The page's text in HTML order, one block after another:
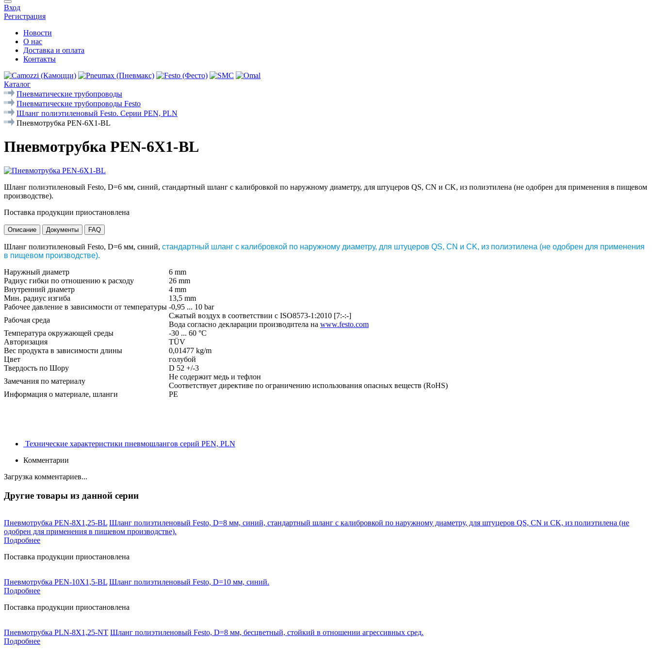
Вход
Регистрация
Новости
О нас
Доставка и оплата
Контакты
Каталог
Пневматические трубопроводы
Пневматические трубопроводы Festo
Шланг полиэтиленовый Festo. Серии PEN, PLN
Пневмотрубка PEN-6X1-BL
Пневмотрубка PEN-6X1-BL
Шланг полиэтиленовый Festo, D=6 мм, синий, стандартный шланг с калибровкой по наружному диаметру, для штуцеров QS, CN и CK, из полиэтилена (не одобрен для применения в пищевом
производстве).
Поставка продукции приостановлена
Описание Документы FAQ
Шланг полиэтиленовый Festo, D=6 мм, синий, стандартный шланг с калибровкой по наружному диаметру, для штуцеров QS, CN и CK, из полиэтилена (не одобрен для применения
в пищевом производстве).
Наружный диаметр
6 mm
Радиус гибки по отношению к расходу
26 mm
Внутренний диаметр
4 mm
Мин. радиус изгиба
13,5 mm
Рабочее давление в зависимости от температуры -0,95 ... 10 bar
Рабочая среда
Сжатый воздух в соответствии с ISO8573-1:2010 [7:-:-]
Вода согласно декларации производитела на www.festo.com
Температура окружающей среды
-30 ... 60 °C
Авторизация
TÜV
Вес продукта в зависимости длины
0,01477 kg/m
Цвет
голубой
Твердость по Шору
D 52 +/-3
Замечания по материалу
Не содержит медь и тефлон
Соответствует директиве по ограничению использования опасных веществ (RoHS)
Информация о материале, шланги
PE
Технические характеристики пневмошлангов серий PEN, PLN
Комментарии
Загрузка комментариев...
Другие товары из данной серии
Пневмотрубка PEN-8X1,25-BL Шланг полиэтиленовый Festo, D=8 мм, синий, стандартный шланг с калибровкой по наружному диаметру, для штуцеров QS, CN и CK, из полиэтилена (не
одобрен для применения в пищевом производстве).
Подробнее
Поставка продукции приостановлена
Пневмотрубка PEN-10X1,5-BL Шланг полиэтиленовый Festo, D=10 мм, синий.
Подробнее
Поставка продукции приостановлена
Пневмотрубка PLN-8X1,25-NT Шланг полиэтиленовый Festo, D=8 мм, бесцветный, стойкий в отношении агрессивных сред.
Подробнее